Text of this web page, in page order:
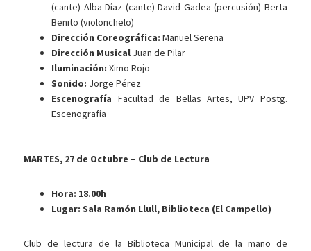
(cante) Alba Díaz (cante) David Gadea (percusión) Berta
Benito (violonchelo)
Dirección Coreográfica: Manuel Serena
Dirección Musical Juan de Pilar
Iluminación: Ximo Rojo
Sonido: Jorge Pérez
Escenografía Facultad de Bellas Artes, UPV Postg.
Escenografía
MARTES, 27 de Octubre – Club de Lectura
Hora: 18.00h
Lugar: Sala Ramón Llull, Biblioteca (El Campello)
Club de lectura de la Biblioteca Municipal de la mano de